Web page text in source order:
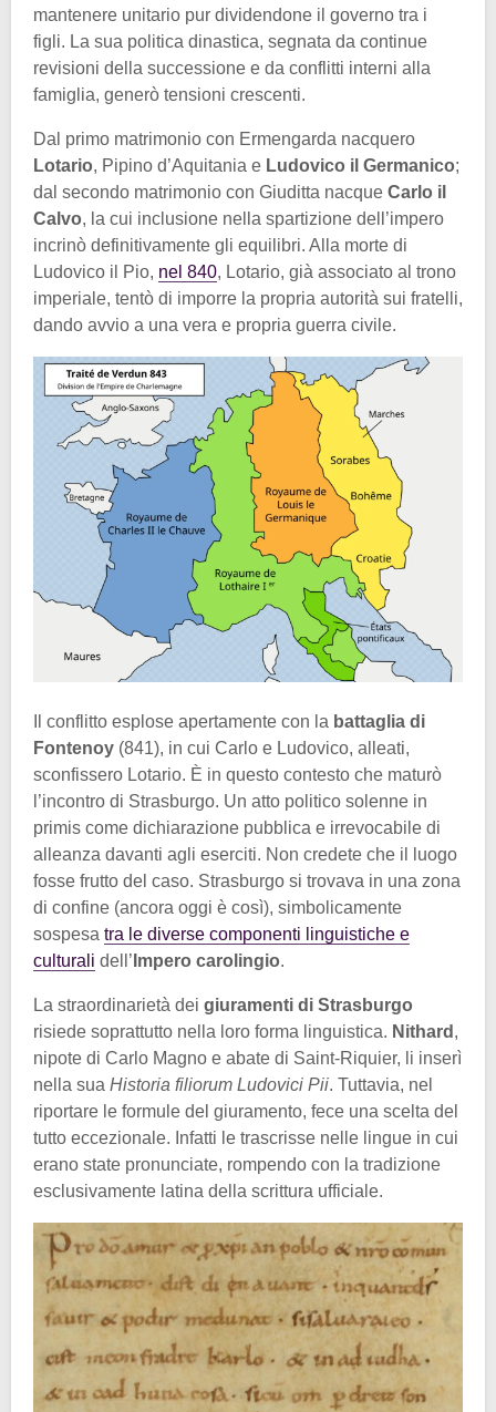
mantenere unitario pur dividendone il governo tra i
figli. La sua politica dinastica, segnata da continue
revisioni della successione e da conflitti interni alla
famiglia, generò tensioni crescenti.
Dal primo matrimonio con Ermengarda nacquero
Lotario, Pipino d’Aquitania e Ludovico il Germanico;
dal secondo matrimonio con Giuditta nacque Carlo il
Calvo, la cui inclusione nella spartizione dell’impero
incrinò definitivamente gli equilibri. Alla morte di
Ludovico il Pio, nel 840, Lotario, già associato al trono
imperiale, tentò di imporre la propria autorità sui fratelli,
dando avvio a una vera e propria guerra civile.
Il conflitto esplose apertamente con la battaglia di
Fontenoy (841), in cui Carlo e Ludovico, alleati,
sconfissero Lotario. È in questo contesto che maturò
l’incontro di Strasburgo. Un atto politico solenne in
primis come dichiarazione pubblica e irrevocabile di
alleanza davanti agli eserciti. Non credete che il luogo
fosse frutto del caso. Strasburgo si trovava in una zona
di confine (ancora oggi è così), simbolicamente
sospesa tra le diverse componenti linguistiche e
culturali dell’ Impero carolingio.
La straordinarietà dei giuramenti di Strasburgo
risiede soprattutto nella loro forma linguistica. Nithard ,
nipote di Carlo Magno e abate di Saint-Riquier, li inserì
nella sua Historia filiorum Ludovici Pii. Tuttavia, nel
riportare le formule del giuramento, fece una scelta del
tutto eccezionale. Infatti le trascrisse nelle lingue in cui
erano state pronunciate, rompendo con la tradizione
esclusivamente latina della scrittura ufficiale.